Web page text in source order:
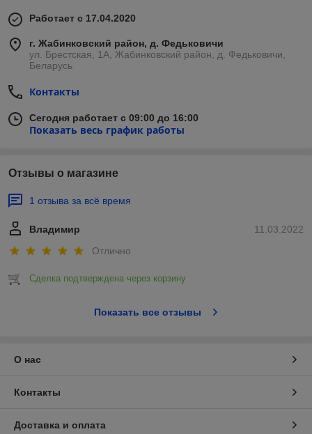
Работает с 17.04.2020
г. Жабинковский район, д. Федьковичи
ул. Брестская, 1А, Жабинковский район, д. Федьковичи,
Беларусь
Контакты
Сегодня работает с 09:00 до 16:00
Показать весь график работы
Отзывы о магазине
1 отзыва за всё время
11.03.2022
Владимир
Отлично
Сделка подтверждена через корзину
Показать все отзывы
О нас
Контакты
Доставка и оплата